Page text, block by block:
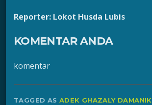
Reporter: Lokot Husda Lubis
KOMENTAR ANDA
komentar
TAGGED AS ADEK GHAZALY DAMANIK